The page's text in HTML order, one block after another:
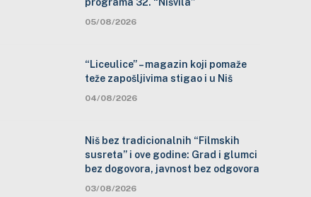
05/08/2026
“Liceulice” – magazin koji pomaže
teže zapošljivima stigao i u Niš
04/08/2026
Niš bez tradicionalnih “Filmskih
susreta” i ove godine: Grad i glumci
bez dogovora, javnost bez odgovora
03/08/2026